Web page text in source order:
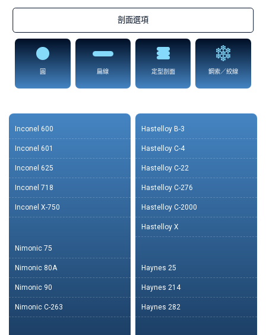
剖面選項
圓 扁線 定型剖面 鋼索／絞線
Inconel 600
Inconel 601
Inconel 625
Inconel 718
Inconel X-750
Nimonic 75
Nimonic 80A
Nimonic 90
Nimonic C-263
Hastelloy B-3
Hastelloy C-4
Hastelloy C-22
Hastelloy C-276
Hastelloy C-2000
Hastelloy X
Haynes 25
Haynes 214
Haynes 282